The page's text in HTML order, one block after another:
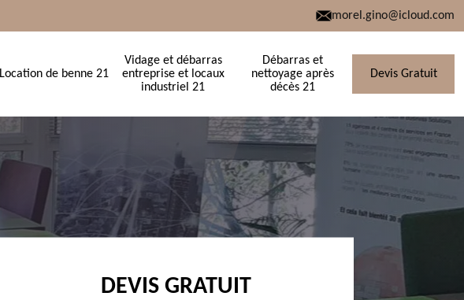
morel.gino@icloud.com
Location de benne 21
Vidage et débarras
entreprise et locaux
industriel 21
Débarras et
nettoyage après
décès 21
Devis Gratuit
DEVIS GRATUIT